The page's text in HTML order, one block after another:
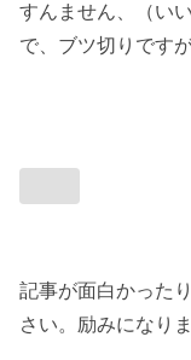
すんません、（い
で、ブツ切りです
記事が面白かった
さい。励みになり